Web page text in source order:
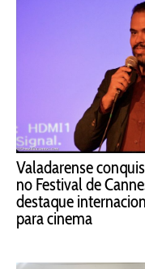
Valadarense
no Festival de
destaque
para cinema